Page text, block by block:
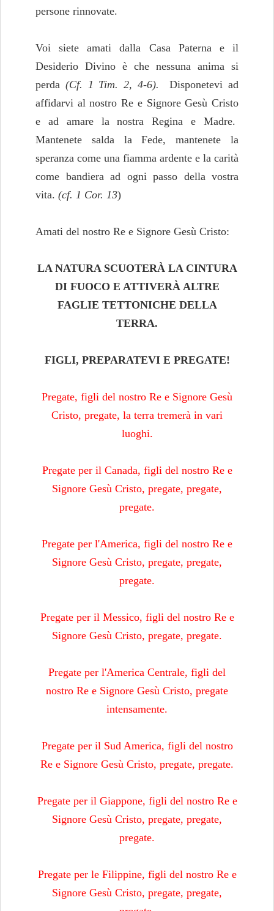
persone rinnovate.
Voi siete amati dalla Casa Paterna e il
Desiderio Divino è che nessuna anima si
perda (Cf. 1 Tim. 2, 4-6).Disponetevi ad
affidarvi al nostro Re e Signore Gesù Cristo
e ad amare la nostra Regina e Madre.
Mantenete salda la Fede, mantenete la
speranza come una fiamma ardente e la carità
come bandiera ad ogni passo della vostra
vita. (cf. 1 Cor. 13)
Amati del nostro Re e Signore Gesù Cristo:
LA NATURA SCUOTERÀ LA CINTURA
DI FUOCO E ATTIVERÀ ALTRE
FAGLIE TETTONICHE DELLA
TERRA.
FIGLI, PREPARATEVI E PREGATE!
Pregate, figli del nostro Re e Signore Gesù
Cristo, pregate, la terra tremerà in vari
luoghi.
Pregate per il Canada, figli del nostro Re e
Signore Gesù Cristo, pregate, pregate,
pregate.
Pregate per l'America, figli del nostro Re e
Signore Gesù Cristo, pregate, pregate,
pregate.
Pregate per il Messico, figli del nostro Re e
Signore Gesù Cristo, pregate, pregate.
Pregate per l'America Centrale, figli del
nostro Re e Signore Gesù Cristo, pregate
intensamente.
Pregate per il Sud America, figli del nostro
Re e Signore Gesù Cristo, pregate, pregate.
Pregate per il Giappone, figli del nostro Re e
Signore Gesù Cristo, pregate, pregate,
pregate.
Pregate per le Filippine, figli del nostro Re e
Signore Gesù Cristo, pregate, pregate,